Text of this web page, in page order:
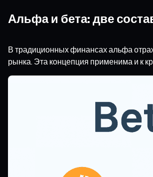
Альфа и бета: две
В традиционных финансах альфа
рынка. Эта концепция применима и к